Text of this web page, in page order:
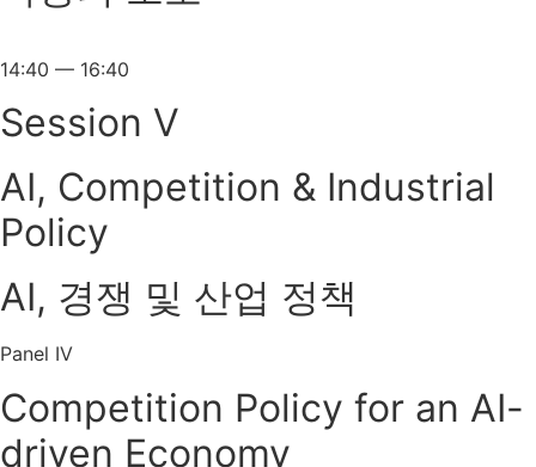
14:40 — 16:40
Session V
AI, Competition & Industrial
Policy
AI, 경쟁 및 산업 정책
Panel IV
Competition Policy for an AI-
driven Economy